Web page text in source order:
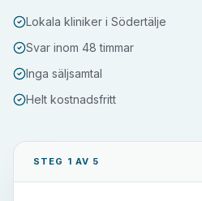
Lokala kliniker i Södertälje
Svar inom 48 timmar
Inga säljsamtal
Helt kostnadsfritt
STEG 1 AV 5